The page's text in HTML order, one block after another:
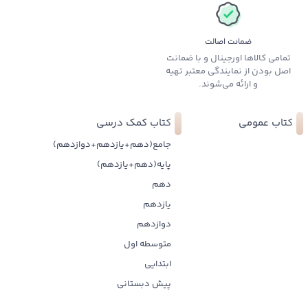
ضمانت اصالت
تمامی کالاها اورجینال و با ضمانت
اصل بودن از نمایندگی معتبر تهیه
و ارائه می‌شوند.
کتاب عمومی کتاب کمک درسی
جامع(دهم+یازدهم+دوازدهم)
پایه(دهم+یازدهم)
دهم
یازدهم
دوازدهم
متوسطه اول
ابتدایی
پیش دبستانی